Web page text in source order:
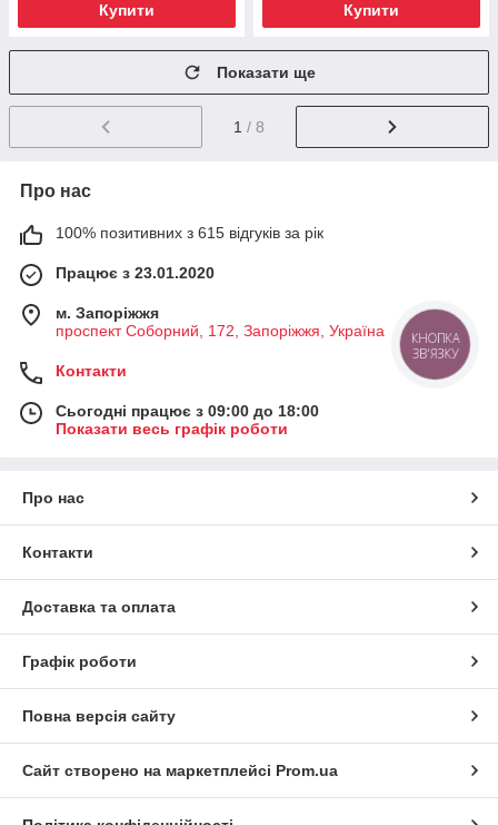
Купити Купити
Показати ще
1 / 8
Про нас
100% позитивних з 615 відгуків за рік
Працює з 23.01.2020
м. Запоріжжя
проспект Соборний, 172, Запоріжжя, Україна
Контакти
Сьогодні працює з 09:00 до 18:00
Показати весь графік роботи
Про нас
Контакти
Доставка та оплата
Графік роботи
Повна версія сайту
Сайт створено на маркетплейсі Prom.ua
КНОПКА
ЗВ'ЯЗКУ